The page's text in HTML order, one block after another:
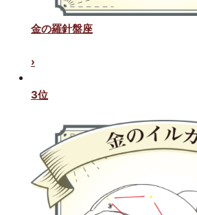
金の羅針盤座
›
3位